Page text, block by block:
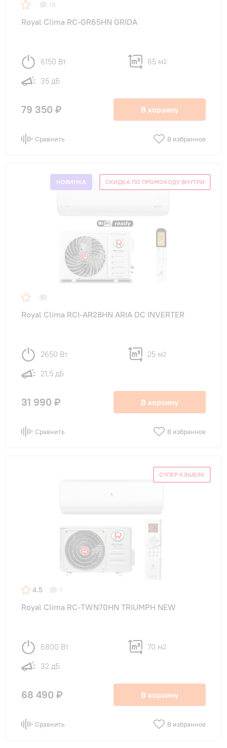
18
Royal Clima RC-GR65HN GRIDA
6150 Вт 65 м2
35 дБ
79 350 ₽ В корзину
Сравнить В избранное
НОВИНКА СКИДКА ПО ПРОМОКОДУ ВНУТРИ
Royal Clima RCI-AR28HN ARIA DC INVERTER
2650 Вт 25 м2
21,5 дБ
31 990 ₽ В корзину
Сравнить В избранное
СУПЕР КЭШБЭК
4.5 7
Royal Clima RC-TWN70HN TRIUMPH NEW
6800 Вт 70 м2
32 дБ
68 490 ₽ В корзину
Сравнить В избранное